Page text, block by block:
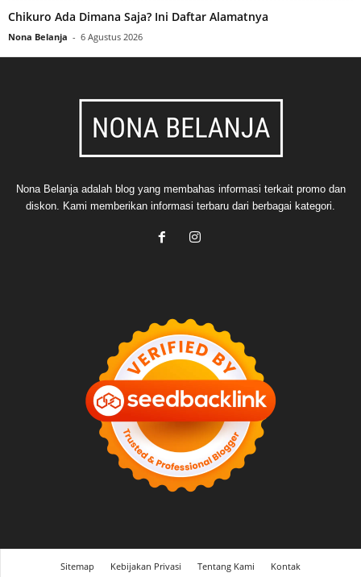
Chikuro Ada Dimana Saja? Ini Daftar Alamatnya
Nona Belanja - 6 Agustus 2026
Nona Belanja adalah blog yang membahas informasi terkait promo dan
diskon. Kami memberikan informasi terbaru dari berbagai kategori.
Sitemap Kebijakan Privasi Tentang Kami Kontak